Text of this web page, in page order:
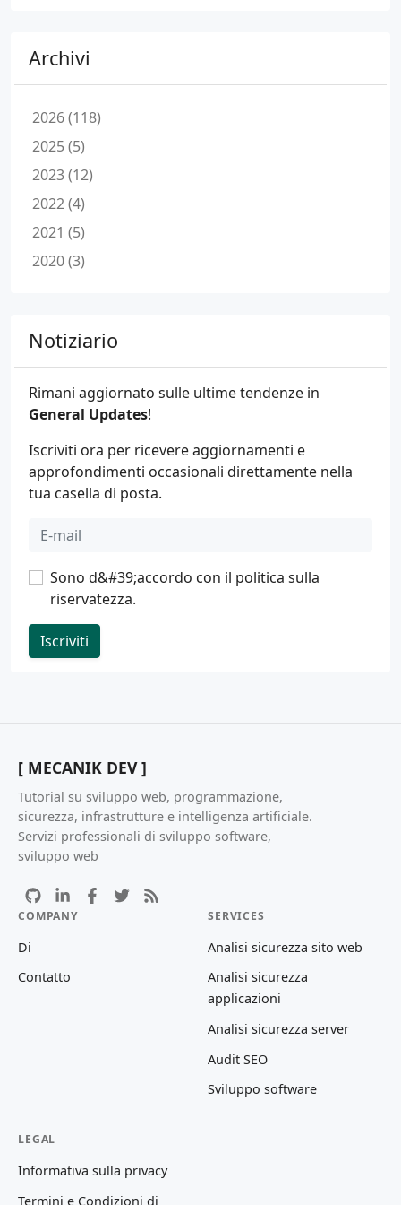
Archivi
2026 (118)
2025 (5)
2023 (12)
2022 (4)
2021 (5)
2020 (3)
Notiziario
Rimani aggiornato sulle ultime tendenze in
General Updates!
Iscriviti ora per ricevere aggiornamenti e
approfondimenti occasionali direttamente nella
tua casella di posta.
Sono d&#39;accordo con il politica sulla
riservatezza.
Iscriviti
[ MECANIK DEV ]
Tutorial su sviluppo web, programmazione,
sicurezza, infrastrutture e intelligenza artificiale.
Servizi professionali di sviluppo software,
sviluppo web
COMPANY
Di
Contatto
SERVICES
Analisi sicurezza sito web
Analisi sicurezza
applicazioni
Analisi sicurezza server
Audit SEO
Sviluppo software
LEGAL
Informativa sulla privacy
Termini e Condizioni di